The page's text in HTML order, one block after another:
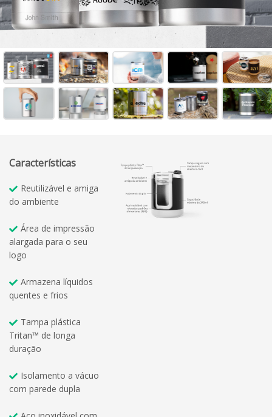
Características
Reutilizável e amiga
do ambiente
Área de impressão
alargada para o seu
logo
Armazena líquidos
quentes e frios
Tampa plástica
Tritan™ de longa
duração
Isolamento a vácuo
com parede dupla